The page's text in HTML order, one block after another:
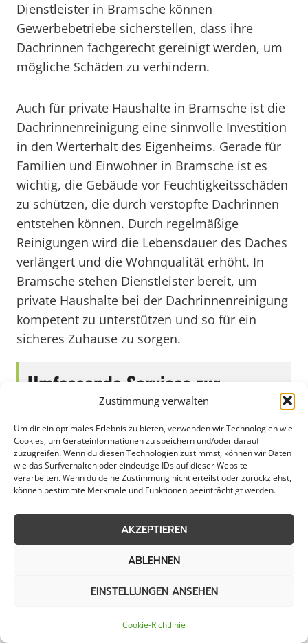
Zustimmung verwalten
Um dir ein optimales Erlebnis zu bieten, verwenden wir Technologien wie
Cookies, um Geräteinformationen zu speichern und/oder darauf
zuzugreifen. Wenn du diesen Technologien zustimmst, können wir Daten
wie das Surfverhalten oder eindeutige IDs auf dieser Website
verarbeiten. Wenn du deine Zustimmung nicht erteilst oder zurückziehst,
können bestimmte Merkmale und Funktionen beeinträchtigt werden.
AKZEPTIEREN
ABLEHNEN
EINSTELLUNGEN ANSEHEN
Cookie-Richtlinie
Dienstleister in Bramsche können
Gewerbebetriebe sicherstellen, dass ihre
Dachrinnen fachgerecht gereinigt werden, um
mögliche Schäden zu verhindern.
Auch für private Haushalte in Bramsche ist die
Dachrinnenreinigung eine sinnvolle Investition
in den Werterhalt des Eigenheims. Gerade für
Familien und Einwohner in Bramsche ist es
wichtig, die Gebäude vor Feuchtigkeitsschäden
zu schützen, die durch verstopfte Dachrinnen
entstehen können. Durch regelmäßige
Reinigungen wird die Lebensdauer des Daches
verlängert und die Wohnqualität erhöht. In
Bramsche stehen Dienstleister bereit, um
private Haushalte bei der Dachrinnenreinigung
kompetent zu unterstützen und so für ein
sicheres Zuhause zu sorgen.
Umfassende Services zur
Reinigung und Inspektion von
Regenrinnen in Bramsche
Die regelmäßige Dachrinnenreinigung ist
entscheidend für den langfristigen Werterhalt
Schmutz und Ablagerungen können
schwerwiegenden Schäden führen.